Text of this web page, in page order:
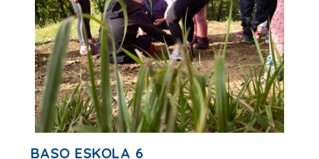
BASO ESKOLA 6